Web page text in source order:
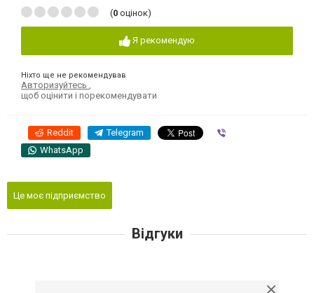
(0 оцінок)
Я рекомендую
Ніхто ще не рекомендував
Авторизуйтесь
щоб оцінити і порекомендувати
Reddit Telegram
WhatsApp
Це моє підприємство
Відгуки